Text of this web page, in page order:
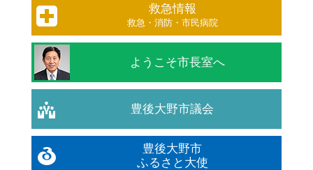
救急情報
救急・消防・市民病院
ようこそ市長室へ
豊後大野市議会
豊後大野市
ふるさと大使